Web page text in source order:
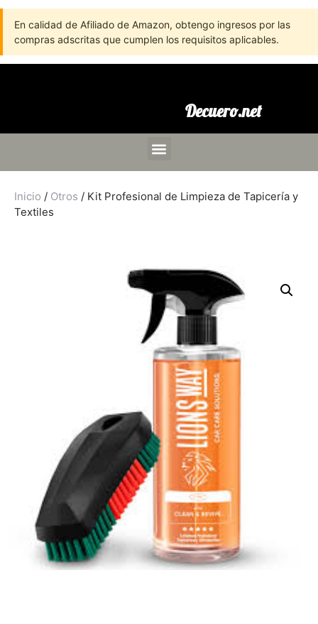
En calidad de Afiliado de Amazon, obtengo ingresos por las
compras adscritas que cumplen los requisitos aplicables.
Decuero.net
Inicio / Otros / Kit Profesional de Limpieza de Tapicería y
Textiles